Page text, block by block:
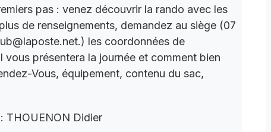
pas : venez découvrir la rando avec les
de renseignements, demandez au siège (07
les coordonnées de
vous présentera la journée et comment bien
Vous, équipement, contenu du sac,
: THOUENON Didier